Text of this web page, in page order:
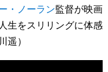
・ノーラン監督が映画
生をスリリングに体感
）